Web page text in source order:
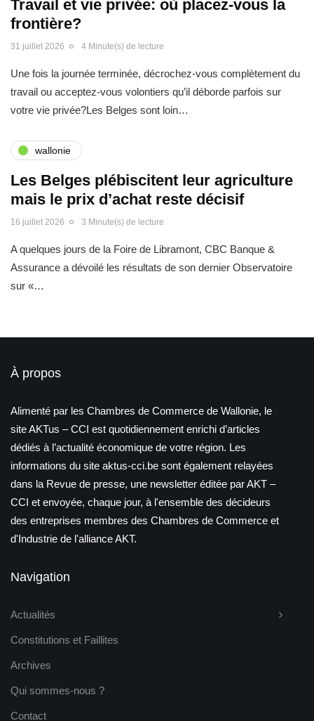
Travail et vie privée: où placez-vous la
frontière?
31 juillet 2026 4 Minute(s) de lecture
Une fois la journée terminée, décrochez-vous complètement du
travail ou acceptez-vous volontiers qu’il déborde parfois sur
votre vie privée?Les Belges sont loin…
wallonie
Les Belges plébiscitent leur agriculture
mais le prix d’achat reste décisif
16 juillet 2026 3 Minute(s) de lecture
A quelques jours de la Foire de Libramont, CBC Banque &
Assurance a dévoilé les résultats de son dernier Observatoire
sur «…
À propos
Alimenté par les Chambres de Commerce de Wallonie, le
site AKTus – CCI est quotidiennement enrichi d’articles
dédiés à l’actualité économique de votre région. Les
informations du site aktus-cci.be sont également relayées
dans la Revue de presse, une newsletter éditée par AKT –
CCI et envoyée, chaque jour, à l'ensemble des décideurs
des entreprises membres des Chambres de Commerce et
d'Industrie de l'alliance AKT.
Navigation
Actualités
Constitutions et Faillites
Archives
Qui sommes-nous ?
Contact